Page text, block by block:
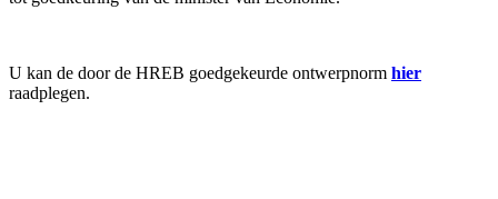
U kan de door de HREB goedgekeurde ontwerpnorm hier
raadplegen.